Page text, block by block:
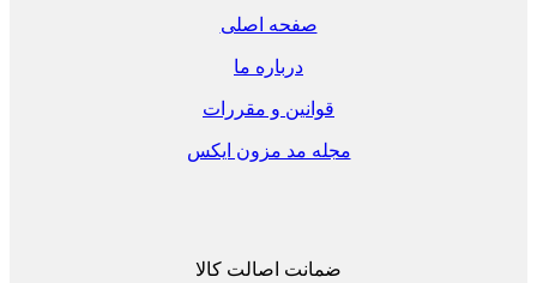
صفحه اصلی
درباره ما
قوانین و مقررات
مجله مد مزون ایکس
ضمانت اصالت کالا